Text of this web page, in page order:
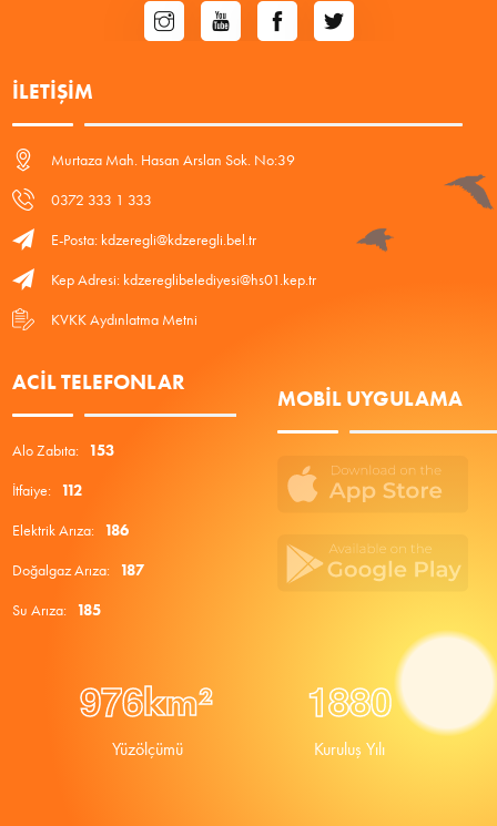
İLETIŞIM
Murtaza Mah. Hasan Arslan Sok. No:39
0372 333 1 333
E-Posta: kdzeregli@kdzeregli.bel.tr
Kep Adresi: kdzereglibelediyesi@hs01.kep.tr
KVKK Aydınlatma Metni
ACIL TELEFONLAR
Alo Zabıta: 153
İtfaiye: 112
Elektrik Arıza: 186
Doğalgaz Arıza: 187
Su Arıza: 185
MOBIL UYGULAMA
976km²
Yüzölçümü
1880
Kuruluş Yılı